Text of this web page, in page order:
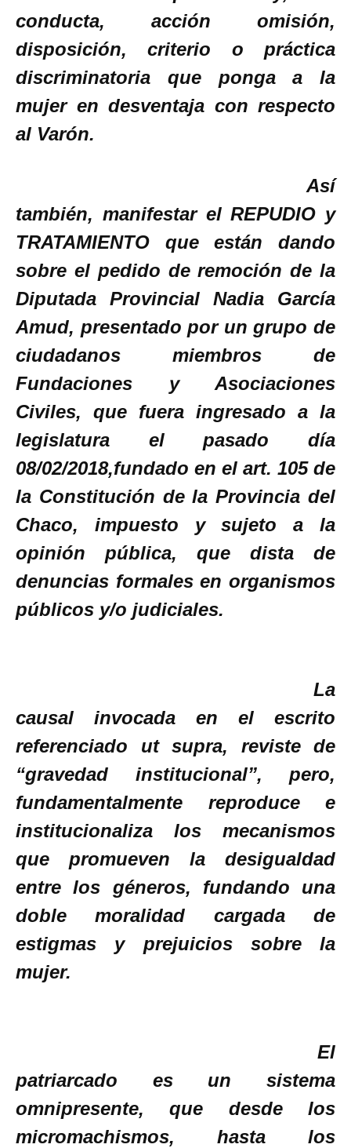
conducta, acción omisión,
disposición, criterio o práctica
discriminatoria que ponga a la
mujer en desventaja con respecto
al Varón.
Así
también, manifestar el REPUDIO y
TRATAMIENTO que están dando
sobre el pedido de remoción de la
Diputada Provincial Nadia García
Amud, presentado por un grupo de
ciudadanos miembros de
Fundaciones y Asociaciones
Civiles, que fuera ingresado a la
legislatura el pasado día
08/02/2018,fundado en el art. 105 de
la Constitución de la Provincia del
Chaco, impuesto y sujeto a la
opinión pública, que dista de
denuncias formales en organismos
públicos y/o judiciales.
La
causal invocada en el escrito
referenciado ut supra, reviste de
“gravedad institucional”, pero,
fundamentalmente reproduce e
institucionaliza los mecanismos
que promueven la desigualdad
entre los géneros, fundando una
doble moralidad cargada de
estigmas y prejuicios sobre la
mujer.
El
patriarcado es un sistema
omnipresente, que desde los
micromachismos, hasta los